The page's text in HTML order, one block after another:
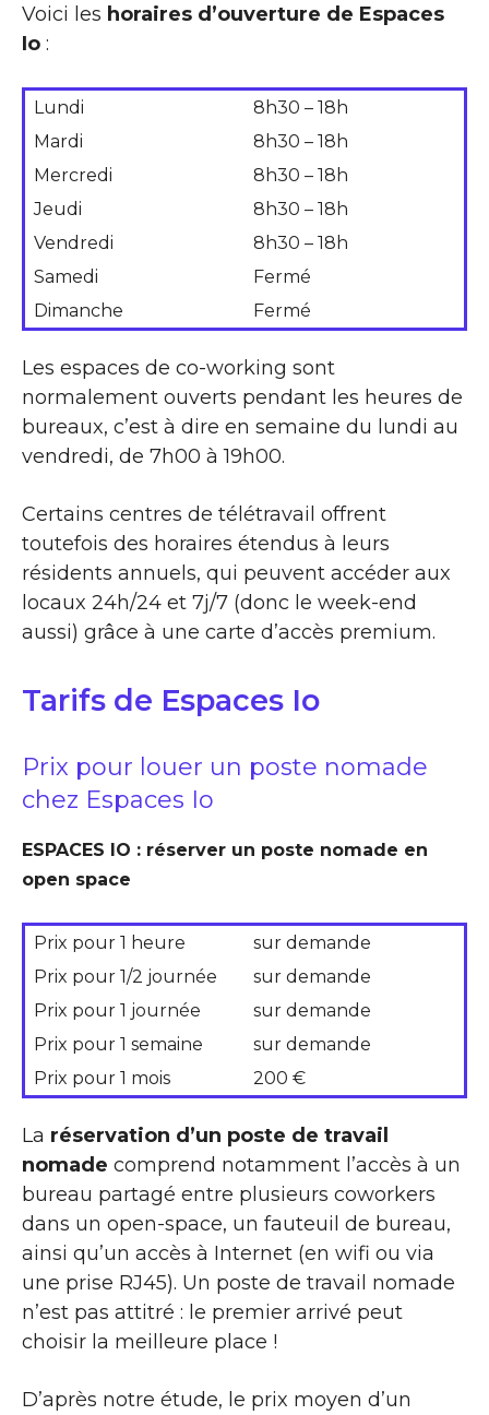
Voici les horaires d’ouverture de Espaces
Io :
Lundi
8h30 – 18h
Mardi
8h30 – 18h
Mercredi
8h30 – 18h
Jeudi
8h30 – 18h
Vendredi
8h30 – 18h
Samedi
Fermé
Dimanche
Fermé
Les espaces de co-working sont
normalement ouverts pendant les heures de
bureaux, c’est à dire en semaine du lundi au
vendredi, de 7h00 à 19h00.
Certains centres de télétravail offrent
toutefois des horaires étendus à leurs
résidents annuels, qui peuvent accéder aux
locaux 24h/24 et 7j/7 (donc le week-end
aussi) grâce à une carte d’accès premium.
Tarifs de Espaces Io
Prix pour louer un poste nomade
chez Espaces Io
ESPACES IO : réserver un poste nomade en
open space
Prix pour 1 heure
sur demande
Prix pour 1/2 journée
sur demande
Prix pour 1 journée
sur demande
Prix pour 1 semaine
sur demande
Prix pour 1 mois
200 €
La réservation d’un poste de travail
nomade comprend notamment l’accès à un
bureau partagé entre plusieurs coworkers
dans un open-space, un fauteuil de bureau,
ainsi qu’un accès à Internet (en wifi ou via
une prise RJ45). Un poste de travail nomade
n’est pas attitré : le premier arrivé peut
choisir la meilleure place !
D’après notre étude, le prix moyen d’un